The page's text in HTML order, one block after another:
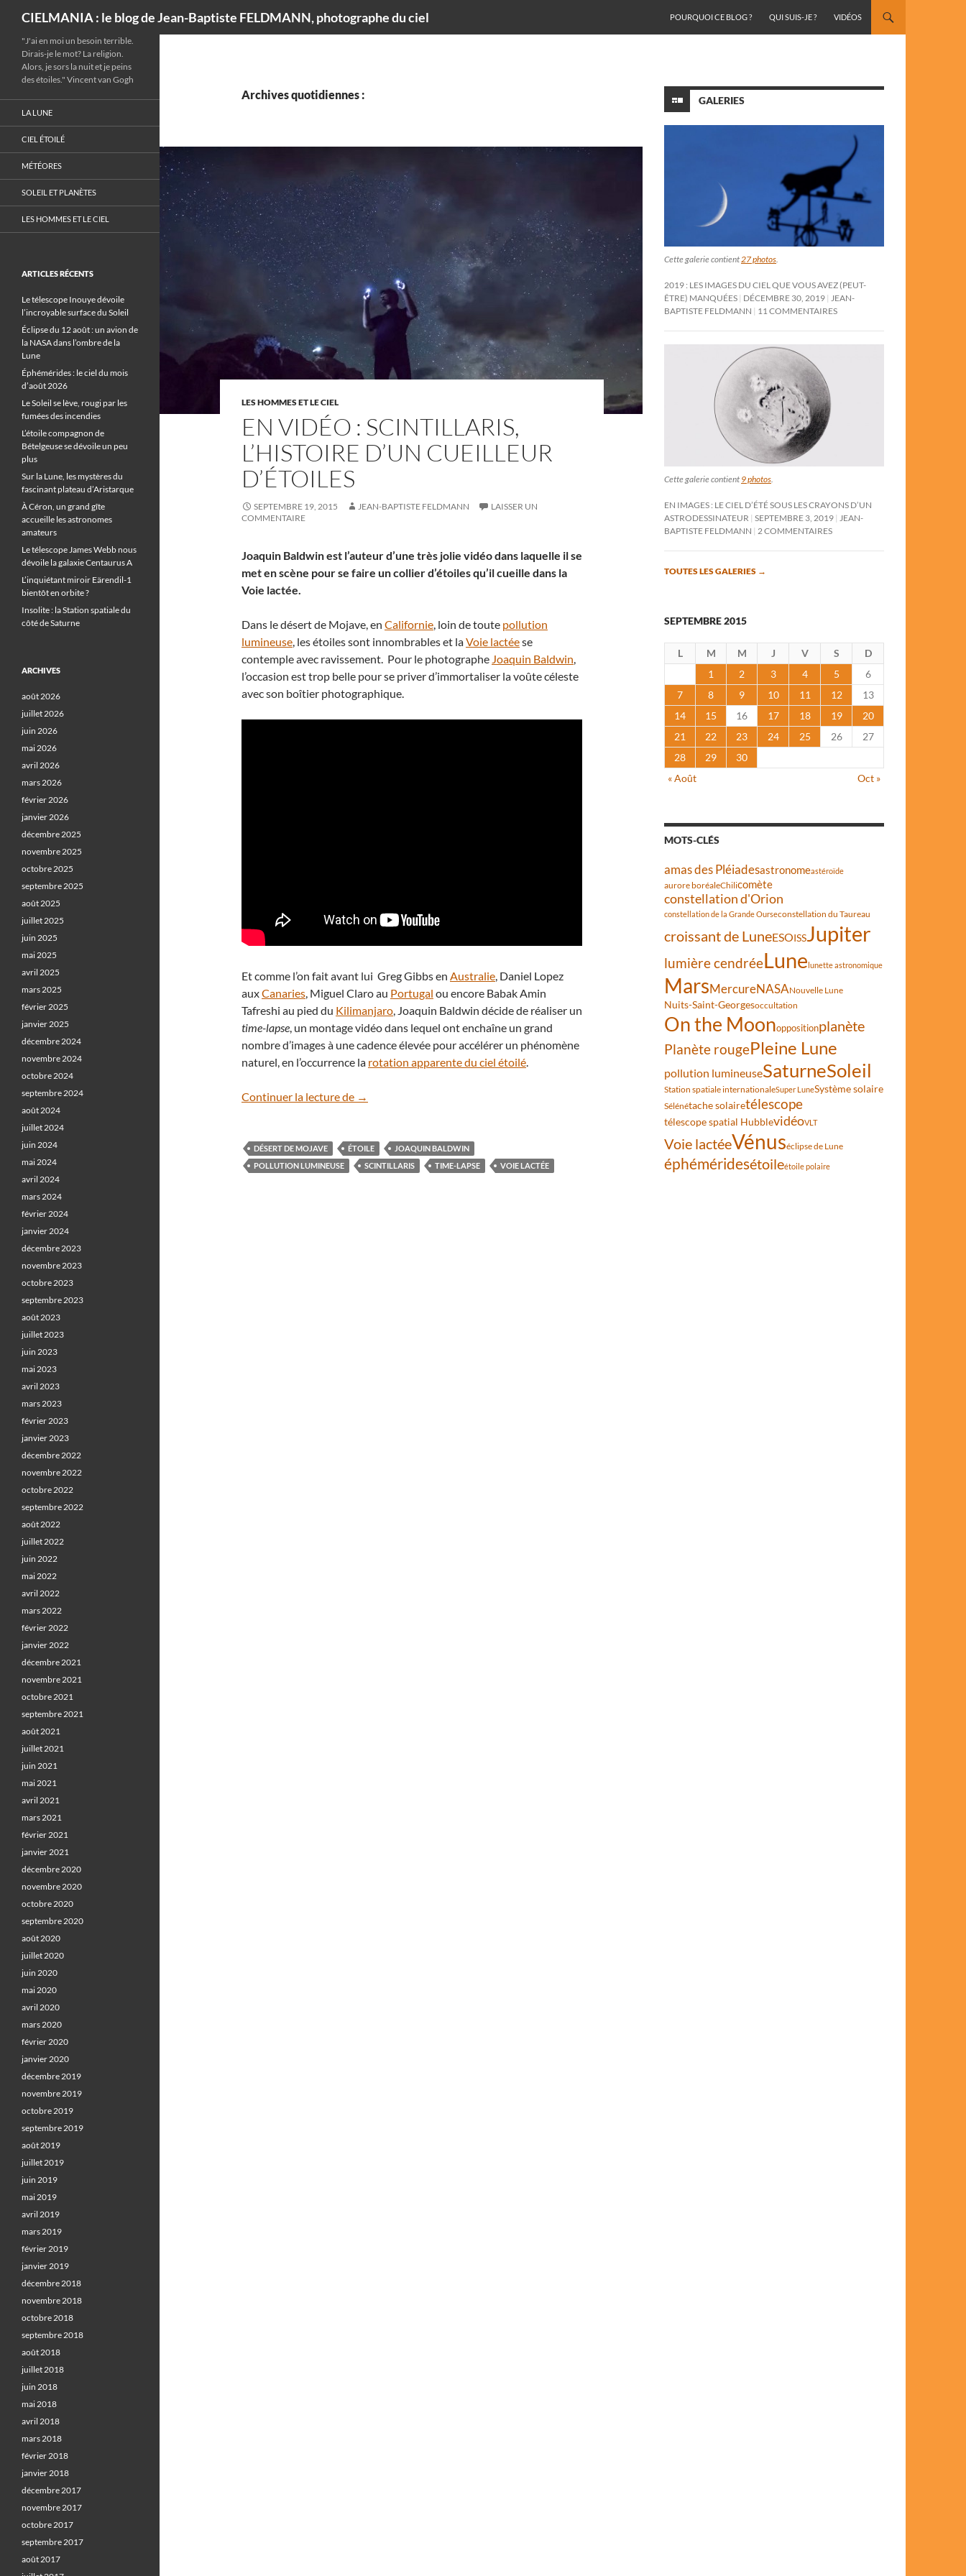
CIELMANIA : le blog de Jean-Baptiste FELDMANN, photographe du ciel
POURQUOI CE BLOG ?
QUI SUIS-JE ? VIDÉOS
Archives quotidiennes :
LES HOMMES ET LE CIEL
EN VIDÉO : SCINTILLARIS,
L’HISTOIRE D’UN CUEILLEUR
D’ÉTOILES
SEPTEMBRE 19, 2015 JEAN-BAPTISTE FELDMANN
LAISSER UN
COMMENTAIRE
Joaquin Baldwin est l’auteur d’une très jolie vidéo dans laquelle il se
met en scène pour se faire un collier d’étoiles qu’il cueille dans la
Voie lactée.
Dans le désert de Mojave, en Californie, loin de toute pollution
lumineuse, les étoiles sont innombrables et laVoie lactéese
contemple avec ravissement. Pour le photographe Joaquin Baldwin,
l’occasion est trop belle pour se priver d’immortaliser la voûte céleste
avec son boîtier photographique.
Et comme l’on fait avant lui Greg Gibbs en Australie, Daniel Lopez
auxCanaries, Miguel Claro au Portugal ou encore Babak Amin
Tafreshi au pied du Kilimanjaro, Joaquin Baldwin décide de réaliser un
time-lapse, un montage vidéo dans lequel ont enchaîne un grand
nombre d’images à une cadence élevée pour accélérer un phénomène
naturel, en l’occurrence la rotation apparente du ciel étoilé.
Continuer la lecture de En vidéo : Scintillaris, l’histoire d’un cueilleur d’étoiles
→
DÉSERT DE MOJAVE ÉTOILE
JOAQUIN BALDWIN
POLLUTION LUMINEUSE
SCINTILLARIS TIME-LAPSE VOIE LACTÉE
GALERIES
Cette galerie contient27 photos.
2019 : LES IMAGES DU CIEL QUE VOUS AVEZ (PEUT-
ÊTRE) MANQUÉES DÉCEMBRE 30, 2019 JEAN-
BAPTISTE FELDMANN
11 COMMENTAIRES
Cette galerie contient 9 photos
EN IMAGES : LE CIEL D’ÉTÉ SOUS LES CRAYONS D’UN
ASTRODESSINATEUR SEPTEMBRE 3, 2019
JEAN-
BAPTISTE FELDMANN
2 COMMENTAIRES
TOUTES LES GALERIES →
SEPTEMBRE 2015
L M M J V S
D
1
2 3 4 5
6
7
8 9 10 11 12
13
14
15 16 17 18 19
20
21
22 23 24 25 26
27
28
29
30
« Août
Oct »
MOTS-CLÉS
amas des Pléiadesastronomeastéroïde
aurore boréaleChilicomète
constellation d'Orion
constellation de la Grande Ourseconstellation du Taureau
croissant de LuneESOISSJupiter
lumière cendréeLunelunette astronomique
MarsMercureNASANouvelle Lune
Nuits-Saint-Georgesoccultation
On the Moonoppositionplanète
Planète rougePleine Lune
pollution lumineuseSaturneSoleil
Station spatiale internationaleSuper LuneSystème solaire
Sélénétache solairetélescope
télescope spatial HubblevidéoVLT
Voie lactéeVénuséclipse de Lune
éphéméridesétoileétoile polaire
"J'ai en moi un besoin terrible.
Dirais-je le mot? La religion.
Alors, je sors la nuit et je peins
des étoiles." Vincent van Gogh
LA LUNE
CIEL ÉTOILÉ
MÉTÉORES
SOLEIL ET PLANÈTES
LES HOMMES ET LE CIEL
ARTICLES RÉCENTS
Le télescope Inouye dévoile
l’incroyable surface du Soleil
Éclipse du 12 août : un avion de
la NASA dans l’ombre de la
Lune
Éphémérides : le ciel du mois
d’août 2026
Le Soleil se lève, rougi par les
fumées des incendies
L’étoile compagnon de
Bételgeuse se dévoile un peu
plus
Sur la Lune, les mystères du
fascinant plateau d’Aristarque
À Céron, un grand gîte
accueille les astronomes
amateurs
Le télescope James Webb nous
dévoile la galaxie Centaurus A
L’inquiétant miroir Eärendil-1
bientôt en orbite ?
Insolite : la Station spatiale du
côté de Saturne
ARCHIVES
août 2026
juillet 2026
juin 2026
mai 2026
avril 2026
mars 2026
février 2026
janvier 2026
décembre 2025
novembre 2025
octobre 2025
septembre 2025
août 2025
juillet 2025
juin 2025
mai 2025
avril 2025
mars 2025
février 2025
janvier 2025
décembre 2024
novembre 2024
octobre 2024
septembre 2024
août 2024
juillet 2024
juin 2024
mai 2024
avril 2024
mars 2024
février 2024
janvier 2024
décembre 2023
novembre 2023
octobre 2023
septembre 2023
août 2023
juillet 2023
juin 2023
mai 2023
avril 2023
mars 2023
février 2023
janvier 2023
décembre 2022
novembre 2022
octobre 2022
septembre 2022
août 2022
juillet 2022
juin 2022
mai 2022
avril 2022
mars 2022
février 2022
janvier 2022
décembre 2021
novembre 2021
octobre 2021
septembre 2021
août 2021
juillet 2021
juin 2021
mai 2021
avril 2021
mars 2021
février 2021
janvier 2021
décembre 2020
novembre 2020
octobre 2020
septembre 2020
août 2020
juillet 2020
juin 2020
mai 2020
avril 2020
mars 2020
février 2020
janvier 2020
décembre 2019
novembre 2019
octobre 2019
septembre 2019
août 2019
juillet 2019
juin 2019
mai 2019
avril 2019
mars 2019
février 2019
janvier 2019
décembre 2018
novembre 2018
octobre 2018
septembre 2018
août 2018
juillet 2018
juin 2018
mai 2018
avril 2018
mars 2018
février 2018
janvier 2018
décembre 2017
novembre 2017
octobre 2017
septembre 2017
août 2017